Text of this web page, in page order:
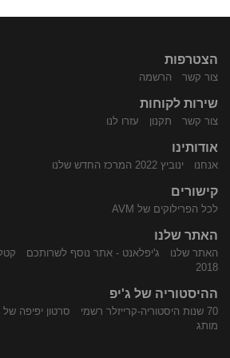
הצטרפות
צור קשר הרשמה
שירות לקוחות
צור קשר תקנון עזרו לנו
אודותינו
אנחנו ינוביץ 2022 המרכז החדש שלנו
קישורים
לכל הפרילוקים של AVM
האתר שלנו
האתר שלנו ג'יפלאנט - אתר נוסף לשרותכם
2018
ההיסטוריה של ג'יפ
70 שנות היסטוריה-קרייזלר רשמי סרטון יפיפה של
מותג